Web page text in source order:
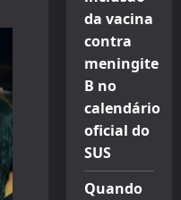
da vacina
contra
meningite
B no
calendário
oficial do
SUS
Quando